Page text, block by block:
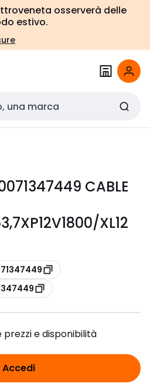
osserverà delle
estivo.
CABLE
XL12
prezzi e disponibilità
Accedi